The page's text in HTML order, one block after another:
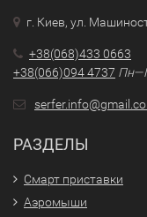
г. Киев, ул.
+38(068)433 0663
+38(066)094 4737
РАЗДЕЛЫ
Смарт приставки
Аэромыши